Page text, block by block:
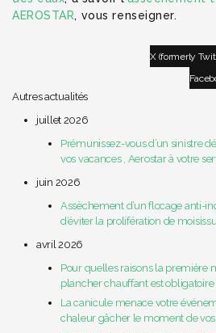
AEROSTAR, vous renseigner.
X (formerly
Autres actualités
juillet 2026
Prémunissez-vous d’un sinistre
vos vacances , Aerostar à votre
juin 2026
Assèchement d’un flocage anti-
d’éviter la prolifération de
avril 2026
Pour quelles raisons la première
plancher chauffant est obligatoire
La canicule menace votre
chaleur gâcher le moment de vos